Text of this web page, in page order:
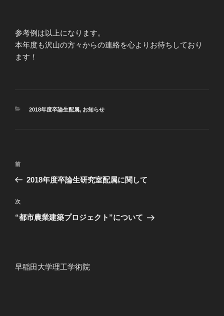
参考例は以上になります。
本年度も沢山の方々からの連絡を心よりお待ちしており
ます！
カ
2018年度卒論生配属, お知らせ
投
ビ
ゲ
ン
過
去
投
稿
前
2018年度卒論生研究室配属に関して
次
の
次
“都市農業建築プロジェクト”について
早稲田大学理工学術院